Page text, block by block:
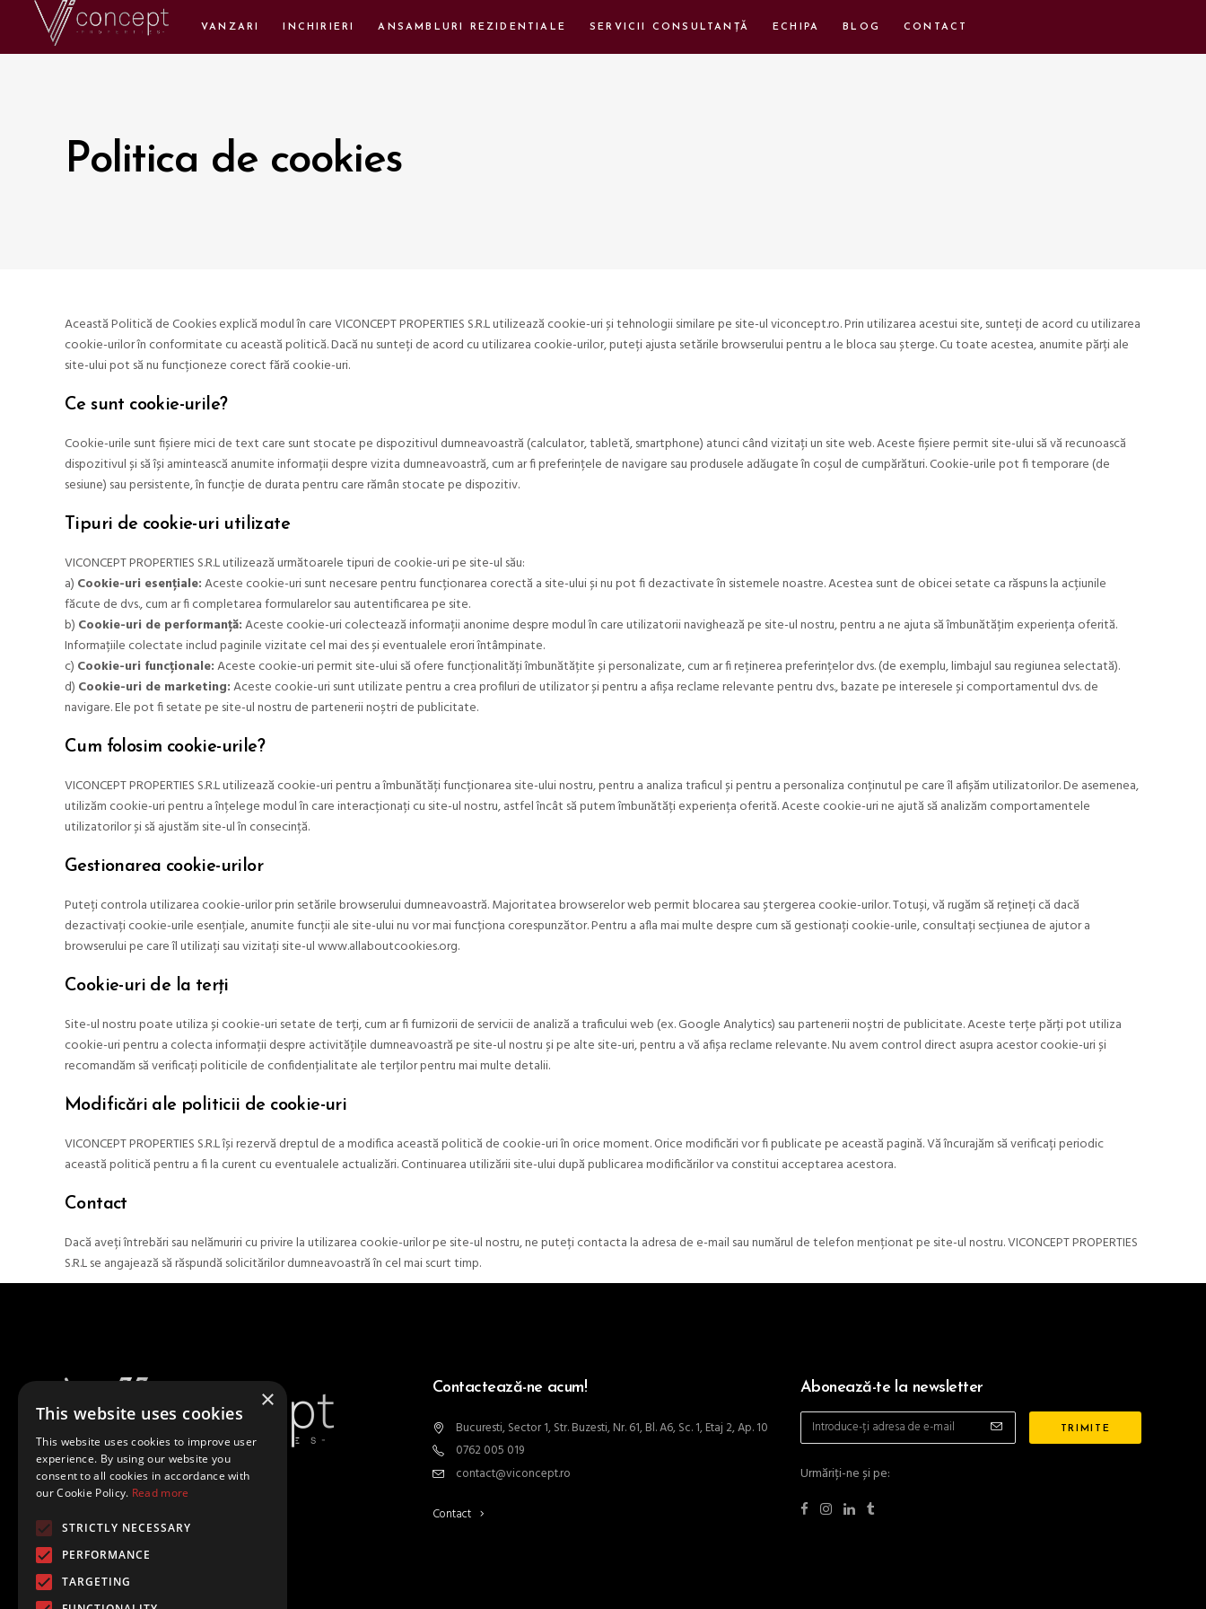
VANZARI INCHIRIERI ANSAMBLURI REZIDENTIALE SERVICII CONSULTANȚĂ ECHIPA BLOG CONTACT
Politica de cookies
Această Politică de Cookies explică modul în care VICONCEPT PROPERTIES S.R.L utilizează cookie-uri și tehnologii similare pe site-ul viconcept.ro. Prin utilizarea acestui site, sunteți de acord cu utilizarea
cookie-urilor în conformitate cu această politică. Dacă nu sunteți de acord cu utilizarea cookie-urilor, puteți ajusta setările browserului pentru a le bloca sau șterge. Cu toate acestea, anumite părți ale
site-ului pot să nu funcționeze corect fără cookie-uri.
Ce sunt cookie-urile?
Cookie-urile sunt fișiere mici de text care sunt stocate pe dispozitivul dumneavoastră (calculator, tabletă, smartphone) atunci când vizitați un site web. Aceste fișiere permit site-ului să vă recunoască
dispozitivul și să își amintească anumite informații despre vizita dumneavoastră, cum ar fi preferințele de navigare sau produsele adăugate în coșul de cumpărături. Cookie-urile pot fi temporare (de
sesiune) sau persistente, în funcție de durata pentru care rămân stocate pe dispozitiv.
Tipuri de cookie-uri utilizate
VICONCEPT PROPERTIES S.R.L utilizează următoarele tipuri de cookie-uri pe site-ul său:
a) Cookie-uri esențiale:Aceste cookie-uri sunt necesare pentru funcționarea corectă a site-ului și nu pot fi dezactivate în sistemele noastre. Acestea sunt de obicei setate ca răspuns la acțiunile
făcute de dvs., cum ar fi completarea formularelor sau autentificarea pe site.
b) Cookie-uri de performanță:Aceste cookie-uri colectează informații anonime despre modul în care utilizatorii navighează pe site-ul nostru, pentru a ne ajuta să îmbunătățim experiența oferită.
Informațiile colectate includ paginile vizitate cel mai des și eventualele erori întâmpinate.
c) Cookie-uri funcționale:Aceste cookie-uri permit site-ului să ofere funcționalități îmbunătățite și personalizate, cum ar fi reținerea preferințelor dvs. (de exemplu, limbajul sau regiunea selectată).
d) Cookie-uri de marketing:Aceste cookie-uri sunt utilizate pentru a crea profiluri de utilizator și pentru a afișa reclame relevante pentru dvs., bazate pe interesele și comportamentul dvs. de
navigare. Ele pot fi setate pe site-ul nostru de partenerii noștri de publicitate.
Cum folosim cookie-urile?
VICONCEPT PROPERTIES S.R.L utilizează cookie-uri pentru a îmbunătăți funcționarea site-ului nostru, pentru a analiza traficul și pentru a personaliza conținutul pe care îl afișăm utilizatorilor. De asemenea,
utilizăm cookie-uri pentru a înțelege modul în care interacționați cu site-ul nostru, astfel încât să putem îmbunătăți experiența oferită. Aceste cookie-uri ne ajută să analizăm comportamentele
utilizatorilor și să ajustăm site-ul în consecință.
Gestionarea cookie-urilor
Puteți controla utilizarea cookie-urilor prin setările browserului dumneavoastră. Majoritatea browserelor web permit blocarea sau ștergerea cookie-urilor. Totuși, vă rugăm să rețineți că dacă
dezactivați cookie-urile esențiale, anumite funcții ale site-ului nu vor mai funcționa corespunzător. Pentru a afla mai multe despre cum să gestionați cookie-urile, consultați secțiunea de ajutor a
browserului pe care îl utilizați sau vizitați site-ul www.allaboutcookies.org.
Cookie-uri de la terți
Site-ul nostru poate utiliza și cookie-uri setate de terți, cum ar fi furnizorii de servicii de analiză a traficului web (ex. Google Analytics) sau partenerii noștri de publicitate. Aceste terțe părți pot utiliza
cookie-uri pentru a colecta informații despre activitățile dumneavoastră pe site-ul nostru și pe alte site-uri, pentru a vă afișa reclame relevante. Nu avem control direct asupra acestor cookie-uri și
recomandăm să verificați politicile de confidențialitate ale terților pentru mai multe detalii.
Modificări ale politicii de cookie-uri
VICONCEPT PROPERTIES S.R.L își rezervă dreptul de a modifica această politică de cookie-uri în orice moment. Orice modificări vor fi publicate pe această pagină. Vă încurajăm să verificați periodic
această politică pentru a fi la curent cu eventualele actualizări. Continuarea utilizării site-ului după publicarea modificărilor va constitui acceptarea acestora.
Contact
Dacă aveți întrebări sau nelămuriri cu privire la utilizarea cookie-urilor pe site-ul nostru, ne puteți contacta la adresa de e-mail sau numărul de telefon menționat pe site-ul nostru. VICONCEPT PROPERTIES
S.R.L se angajează să răspundă solicitărilor dumneavoastră în cel mai scurt timp.
Politică De Confidențialitate
Termeni Și Condiții
Contactează-ne acum!
Bucuresti, Sector 1, Str. Buzesti, Nr. 61, Bl. A6, Sc. 1, Etaj 2, Ap. 10
0762 005 019
contact@viconcept.ro
Contact
Abonează-te la newsletter
Urmăriți-ne și pe:
×
This website uses cookies
This website uses cookies to improve user
experience. By using our website you
consent to all cookies in accordance with
our Cookie Policy. Read more
STRICTLY NECESSARY
PERFORMANCE
TARGETING